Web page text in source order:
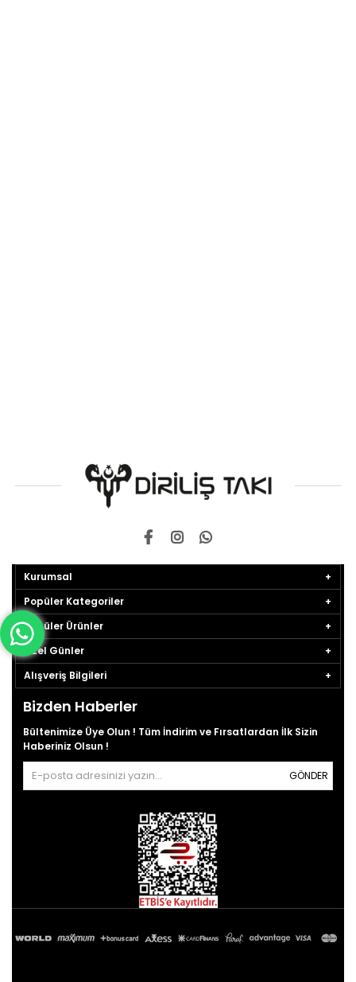
Kurumsal
Popüler Kategoriler
Popüler Ürünler
Özel Günler
Alışveriş Bilgileri
Bizden Haberler
Bültenimize Üye Olun ! Tüm İndirim ve Fırsatlardan İlk Sizin
Haberiniz Olsun !
GÖNDER